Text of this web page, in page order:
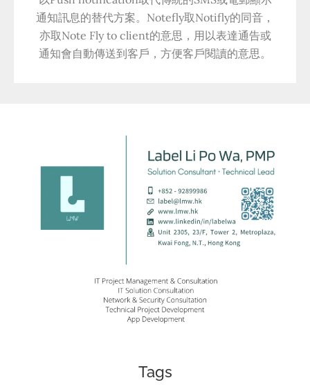
通知訊息的替代方案。Notefly取Notifly的同音，
亦取Note Fly to client的意思，用以表達通告或
通知會自動傳送到客戶，方便客戶閱讀的意思。
Tags